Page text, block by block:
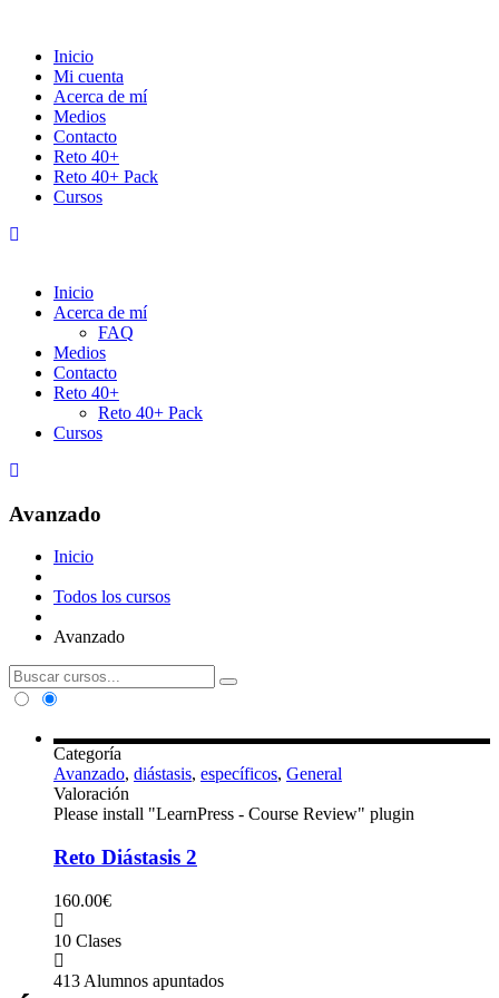
Inicio
Mi cuenta
Acerca de mí
Medios
Contacto
Reto 40+
Reto 40+ Pack
Cursos
Inicio
Acerca de mí
FAQ
Medios
Contacto
Reto 40+
Reto 40+ Pack
Cursos
Avanzado
Inicio
Todos los cursos
Avanzado
Categoría
Avanzado, diástasis, específicos, General
Valoración
Please install "LearnPress - Course Review" plugin
Reto Diástasis 2
160.00€
10 Clases
413 Alumnos apuntados